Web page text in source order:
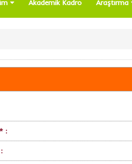
Akademik Kadro Araştırma
: